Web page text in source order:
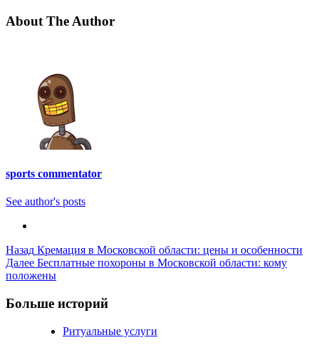
About The Author
sports commentator
See author's posts
Post
Navigation
Назад Кремация в Московской области: цены и особенности
Далее Бесплатные похороны в Московской области: кому
положены
Больше историй
Ритуальные услуги